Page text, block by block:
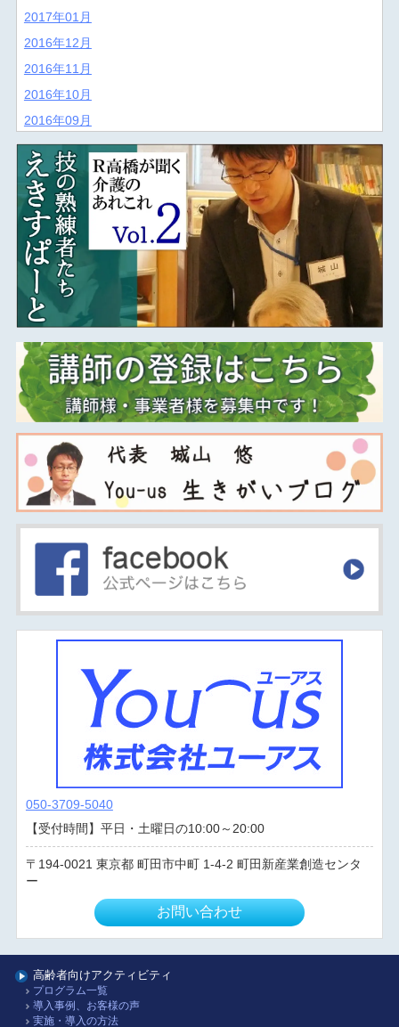
2017年01月
2016年12月
2016年11月
2016年10月
2016年09月
2016年08月
2016年07月
2016年06月
2016年05月
2016年04月
2016年03月
2016年02月
2016年01月
2015年12月
2015年11月
050-3709-5040
【受付時間】平日・土曜日の10:00～20:00
194-0021 東京都 町田市中町 1-4-2 町田新産業創造センタ
ー
お問い合わせ
高齢者向けアクティビティ
プログラム一覧
導入事例、お客様の声
実施・導入の方法